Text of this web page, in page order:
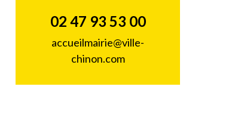
02 47 93 53 00
accueilmairie@ville-
chinon.com